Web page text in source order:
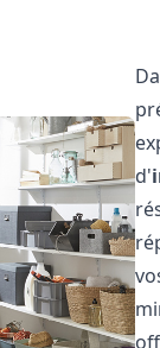
d'